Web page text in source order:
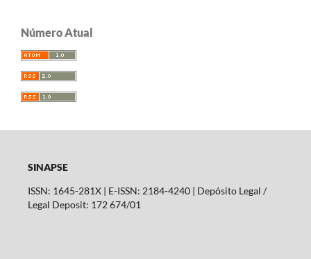
Número Atual
SINAPSE
ISSN: 1645-281X | E-ISSN: 2184-4240 | Depósito Legal /
Legal Deposit: 172 674/01